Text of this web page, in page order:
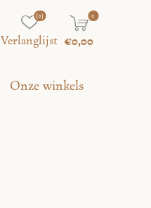
Verlanglijst
(0) 0
€0,00
Onze winkels